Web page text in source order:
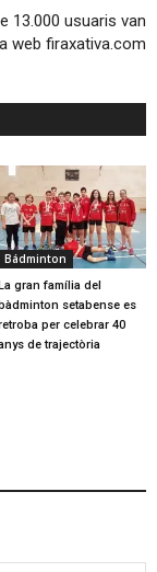
13.000 usuaris van
web firaxativa.com
Bádminton
gran família del
setabense es
per celebrar 40
de trajectòria